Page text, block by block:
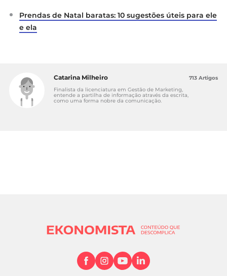
Prendas de Natal baratas: 10 sugestões úteis para ele
e ela
Catarina Milheiro
Finalista da licenciatura em Gestão de Marketing,
entende a partilha de informação através da escrita,
como uma forma nobre da comunicação.
713 Artigos